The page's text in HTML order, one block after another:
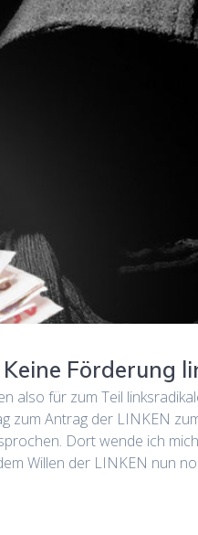
Förderung
also für zum Teil
zum Antrag der LINKEN
Dort wende ich
Willen der LINKEN nun